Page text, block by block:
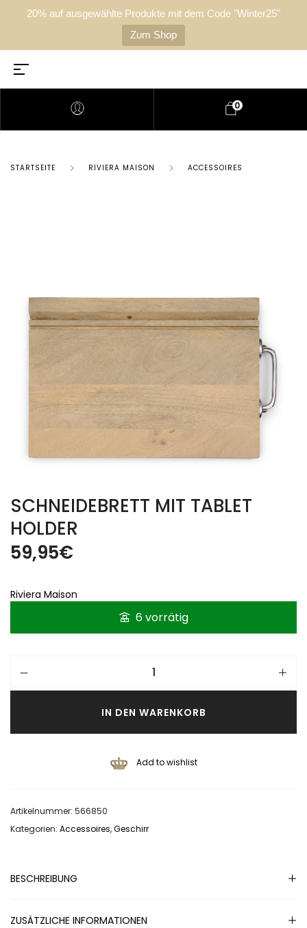
20% auf ausgewählte Produkte mit dem Code "Winter25"
Zum Shop
0
STARTSEITE RIVIERA MAISON ACCESSOIRES
SCHNEIDEBRETT MIT TABLET
HOLDER
59,95€
6 vorrätig
IN DEN WARENKORB
Add to wishlist
Artikelnummer: 566850
Kategorien: Accessoires,Geschirr
Riviera Maison
BESCHREIBUNG
ZUSÄTZLICHE INFORMATIONEN